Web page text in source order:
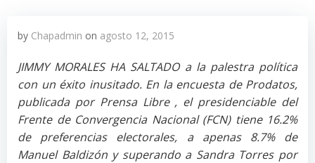
by Chapadmin on agosto 12, 2015
JIMMY MORALES HA SALTADO a la palestra política
con un éxito inusitado. En la encuesta de Prodatos,
publicada por Prensa Libre , el presidenciable del
Frente de Convergencia Nacional (FCN) tiene 16.2%
de preferencias electorales, a apenas 8.7% de
Manuel Baldizón y superando a Sandra Torres por